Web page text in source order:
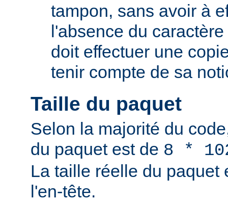
tampon, sans avoir à
l'absence du
doit effectuer une
tenir compte de sa
Taille du paquet
Selon la majorité du
du paquet est de 8 *
La taille réelle du paquet
l'en-tête.